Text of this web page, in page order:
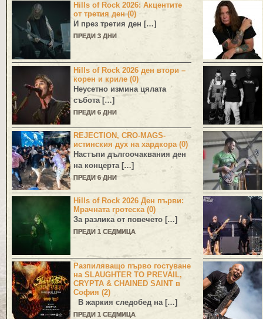
Hills of Rock 2026: Акцентите
от третия ден (0)
И през третия ден […]
ПРЕДИ 3 ДНИ
Hills of Rock 2026 ден втори –
корен и криле (0)
Неусетно измина цялата
събота […]
ПРЕДИ 6 ДНИ
REJECTION, CRO-MAGS-
истинския дух на хардкора (0)
Настъпи дългоочаквания ден
на концерта […]
ПРЕДИ 6 ДНИ
Hills of Rock 2026 Ден първи:
Мрачната гротеска (0)
За разлика от повечето […]
ПРЕДИ 1 СЕДМИЦА
Разпиляващо първо гостуване
на SLAUGHTER TO PREVAIL,
CRYPTA & CHAINED SAINT в
София (2)
В жаркия следобед на […]
ПРЕДИ 1 СЕДМИЦА